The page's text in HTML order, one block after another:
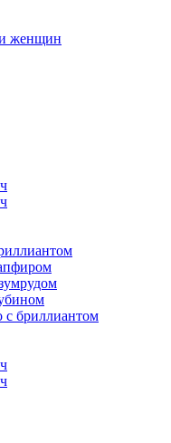
женщин
с бриллиантом